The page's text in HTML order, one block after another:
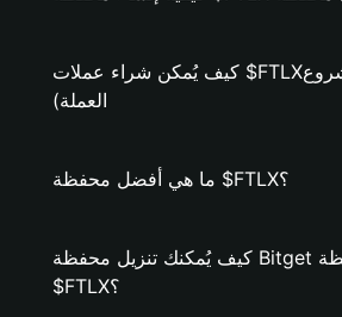
كيف يُمكن شراء عملات $FTLX؟ (فقط لمشروع
العملة)
ما هي أفضل محفظة $FTLX؟
كيف يُمكنك تنزيل محفظة Bitget وإنشاء محفظة
$FTLX؟